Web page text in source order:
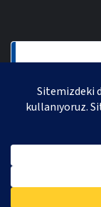
AVRASYA VOLEYBOL LIGI